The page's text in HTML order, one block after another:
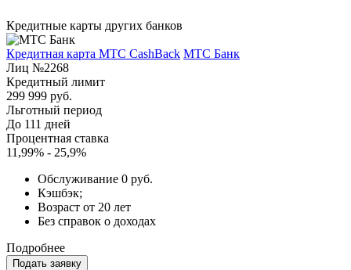
Кредитные карты других банков
Кредитная карта МТС CashBack МТС Банк
Лиц №2268
Кредитный лимит
299 999 руб.
Льготный период
До 111 дней
Процентная ставка
11,99% - 25,9%
Обслуживание 0 руб.
Кэшбэк;
Возраст от 20 лет
Без справок о доходах
Подробнее
Подать заявку